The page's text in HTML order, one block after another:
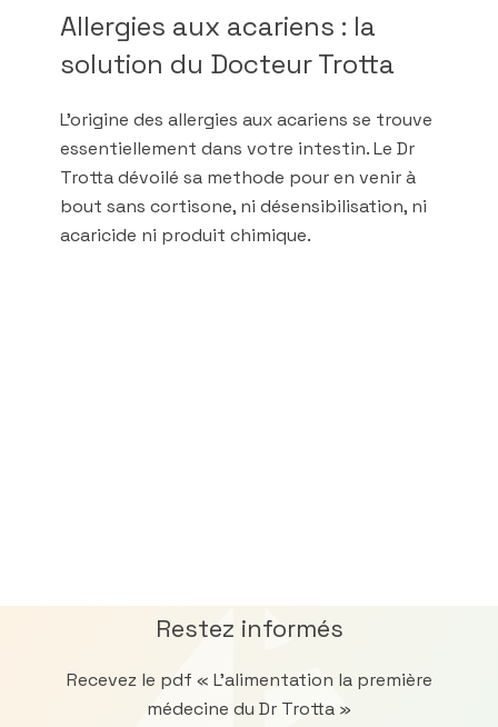
Allergies aux acariens : la
solution du Docteur Trotta
L'origine des allergies aux acariens se trouve
essentiellement dans votre intestin. Le Dr
Trotta dévoilé sa methode pour en venir à
bout sans cortisone, ni désensibilisation, ni
acaricide ni produit chimique.
Restez informés
Recevez le pdf « L’alimentation la première
médecine du Dr Trotta »